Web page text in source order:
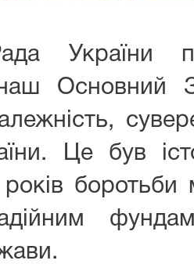
України
Основний
Це був
років